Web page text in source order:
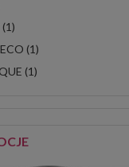
(1)
(1)
(1)